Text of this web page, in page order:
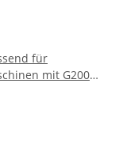
für
mit G200F